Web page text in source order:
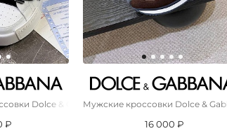
Dolce & Gabbana
₽
Мужские кроссовки Dolce &
16 000 ₽